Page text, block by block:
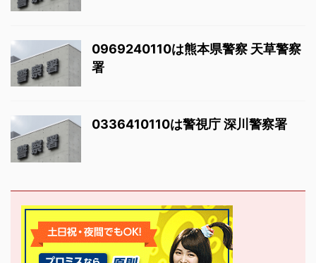
0969240110は熊本県警察 天草警察
署
0336410110は警視庁 深川警察署